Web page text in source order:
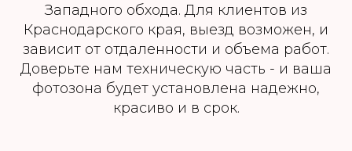
Западного обхода. Для клиентов из
Краснодарского края, выезд возможен, и
зависит от отдаленности и объема работ.
Доверьте нам техническую часть - и ваша
фотозона будет установлена надежно,
красиво и в срок.